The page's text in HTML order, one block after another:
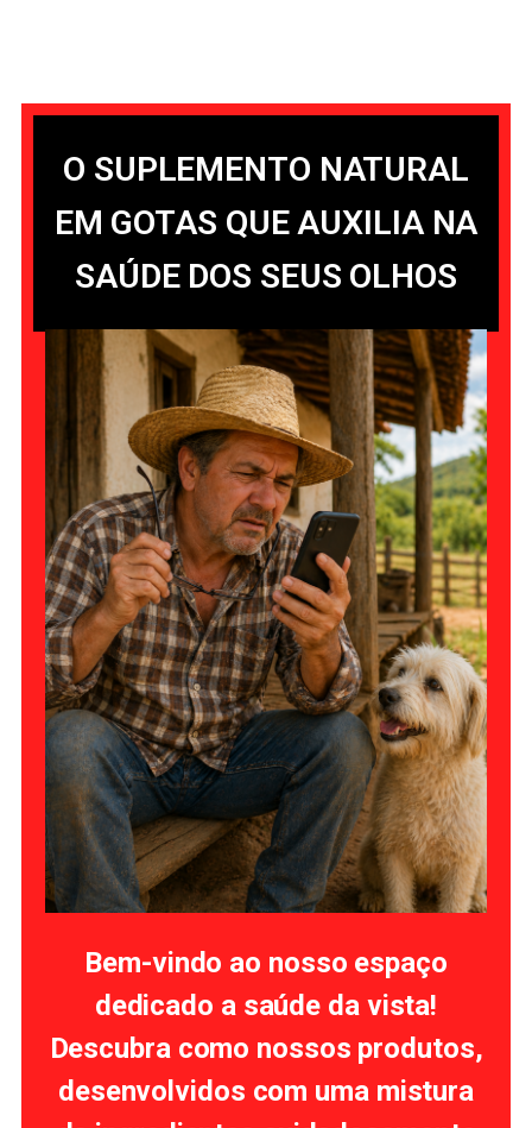
O SUPLEMENTO NATURAL
EM GOTAS QUE AUXILIA NA
SAÚDE DOS SEUS OLHOS
Bem-vindo ao nosso espaço
dedicado a saúde da vista!
Descubra como nossos produtos,
desenvolvidos com uma mistura